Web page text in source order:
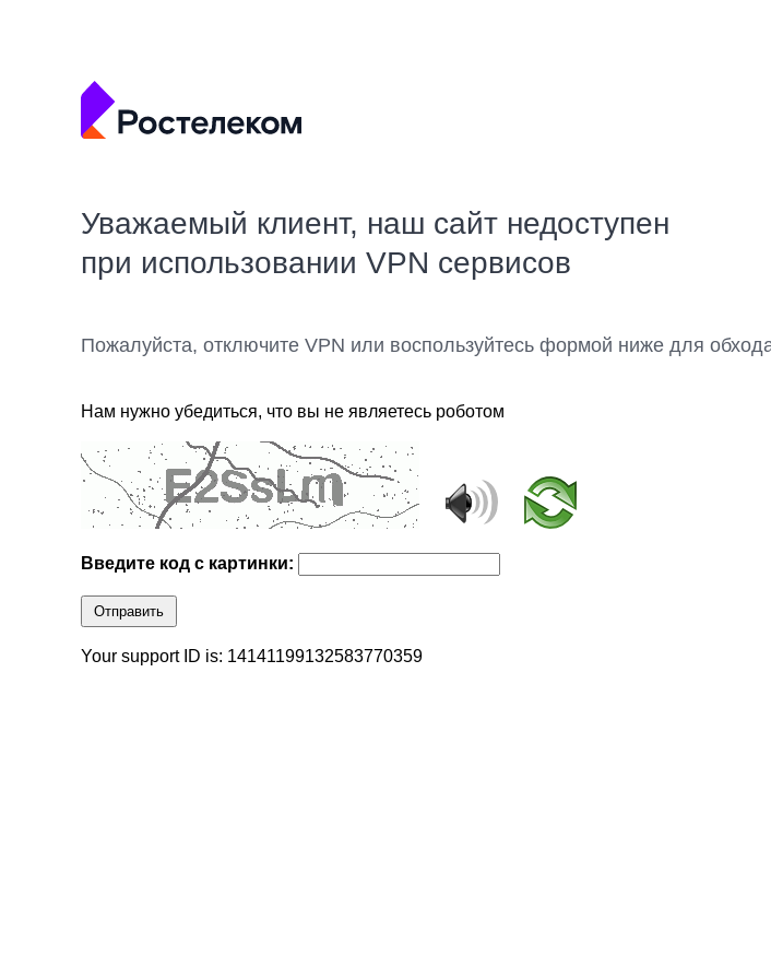
Уважаемый клиент, наш сайт недоступен
при использовании VPN сервисов
Пожалуйста, отключите VPN или воспользуйтесь формой ниже для
Нам нужно убедиться, что вы не являетесь роботом
Введите код с картинки:
Отправить
Your support ID is: 14141199132583770359